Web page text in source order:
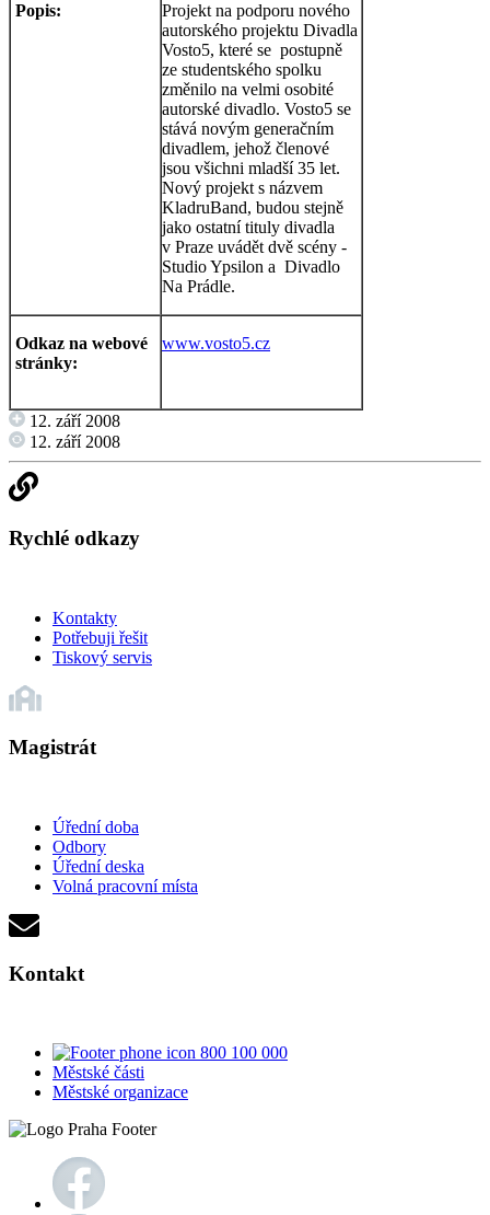
Popis:
Projekt na podporu nového
autorského projektu Divadla
Vosto5, které se postupně
ze studentského spolku
změnilo na velmi osobité
autorské divadlo. Vosto5 se
stává novým generačním
divadlem, jehož členové
jsou všichni mladší 35 let.
Nový projekt s názvem
KladruBand, budou stejně
jako ostatní tituly divadla
v Praze uvádět dvě scény -
Studio Ypsilon a Divadlo
Na Prádle.
Odkaz na webové
stránky:
www.vosto5.cz
12. září 2008
12. září 2008
Rychlé odkazy
Kontakty
Potřebuji řešit
Tiskový servis
Magistrát
Úřední doba
Odbory
Úřední deska
Volná pracovní místa
Kontakt
800 100 000
Městské části
Městské organizace